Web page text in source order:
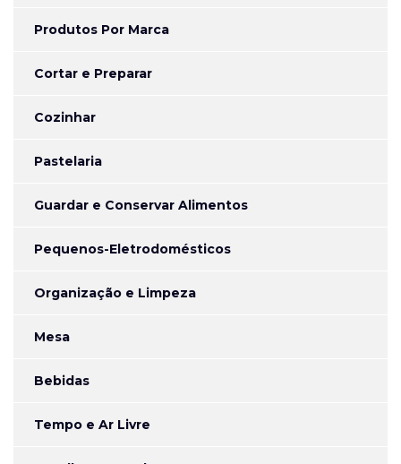
Produtos Por Marca
Cortar e Preparar
Cozinhar
Pastelaria
Guardar e Conservar Alimentos
Pequenos-Eletrodomésticos
Organização e Limpeza
Mesa
Bebidas
Tempo e Ar Livre